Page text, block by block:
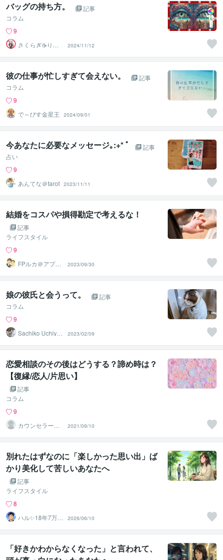
バッグの持ち方。
記事
コラム
9
さくらぎ☕りょ
う⛎癒やし電話
相談サロン
2024/11/12
彼の仕事が忙しすぎて会えない。
記事
コラム
9
で～びす金星王
2024/09/01
今あなたに必要なメッセージ｡:+* ﾟ
記事
占い
9
あんてな＠tarot 2023/11/11
結婚をコスパや損得勘定で考えるな！
記事
ライフスタイル
9
FPルカ＠アプリ
婚夫婦が恋愛・
婚活支援
2023/09/30
娘の彼氏と会うって。
記事
コラム
9
Sachiko Uchiya
2023/02/09
恋愛相談のその後はどうする？諦め時は？
【復縁/恋人/片思い】
記事
コラム
9
カウンセラー佐
藤愛
2021/09/10
別れたはずなのに「楽しかった思い出」ば
かり美化して苦しいあなたへ
記事
ライフスタイル
8
ハル✨18年7万人
以上の実績×書籍
著者
2026/06/10
「好きかわからなくなった」と言われて、